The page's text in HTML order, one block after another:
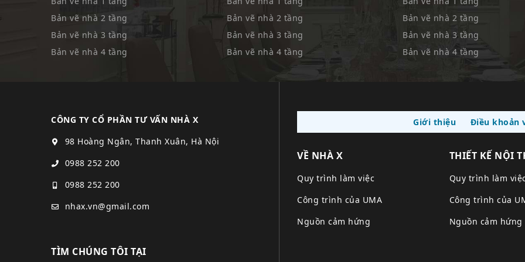
Bản vẽ nhà 2 tầng
Bản vẽ nhà 3 tầng
Bản vẽ nhà 4 tầng
Bản vẽ nhà 2 tầng
Bản vẽ nhà 3 tầng
Bản vẽ nhà 4 tầng
Bản vẽ nhà 2 tầng
Bản vẽ nhà 3 tầng
Bản vẽ nhà 4 tầng
CÔNG TY CỔ PHẦN TƯ VẤN NHÀ X
98 Hoàng Ngân, Thanh Xuân, Hà Nội
0988 252 200
0988 252 200
nhax.vn@gmail.com
TÌM CHÚNG TÔI TẠI
Giới thiệu Điều khoản
VỀ NHÀ X
Quy trình làm việc
Công trình của UMA
Nguồn cảm hứng
THIẾT KẾ NỘI
Quy trình làm việc
Công trình của
Nguồn cảm hứng